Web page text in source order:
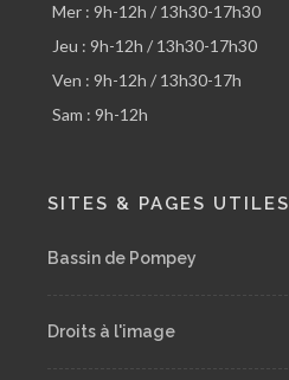
Mer : 9h-12h / 13h30-17h30
Jeu : 9h-12h / 13h30-17h30
Ven : 9h-12h / 13h30-17h
Sam : 9h-12h
SITES & PAGES UTILES
Bassin de Pompey
Droits à l'image